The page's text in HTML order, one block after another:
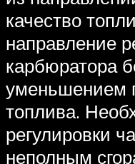
качество
направление
карбюратора
уменьшением
топлива.
регулировки
неполным